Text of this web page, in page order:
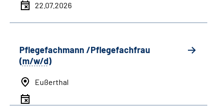
22.07.2026
Pflegefachmann /Pflegefachfrau
(m/w/d)
Eußerthal